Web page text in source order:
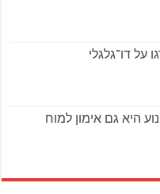
היא גם אימון למוח